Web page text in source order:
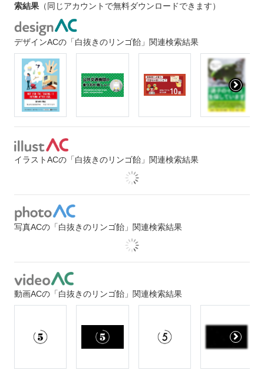
索結果 （同じアカウントで無料ダウンロードできます）
デザインACの「白抜きのリンゴ飴」関連検索結果
イラストACの「白抜きのリンゴ飴」関連検索結果
写真ACの「白抜きのリンゴ飴」関連検索結果
動画ACの「白抜きのリンゴ飴」関連検索結果